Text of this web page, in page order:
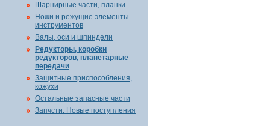
Шарнирные части, планки
Ножи и режущие элементы
инструментов
Валы, оси и шпиндели
Редукторы, коробки
редукторов, планетарные
передачи
Защитные приспособления,
кожухи
Остальные запасные части
Запчсти. Новые поступления